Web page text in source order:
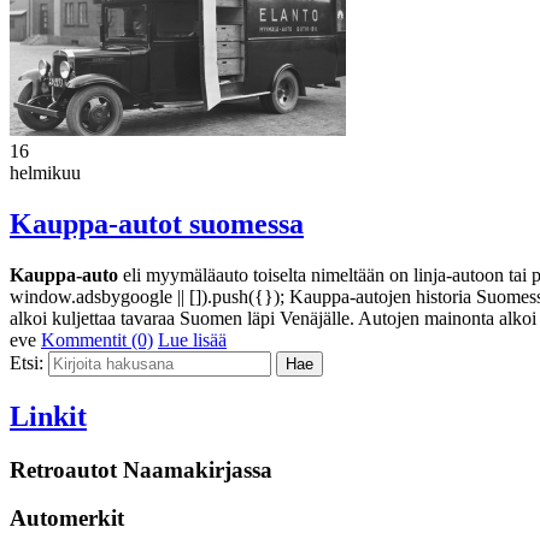
16
helmikuu
Kauppa-autot suomessa
Kauppa-auto eli myymäläauto toiselta nimeltään on linja-autoon
window.adsbygoogle || []).push({}); Kauppa-autojen historia
alkoi kuljettaa tavaraa Suomen läpi Venäjälle. Autojen mainonta
eve Kommentit (0) Lue lisää
Etsi:
Linkit
Retroautot Naamakirjassa
Automerkit